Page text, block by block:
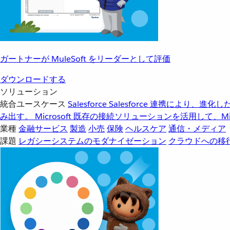
ガートナーが MuleSoft をリーダーとして評価
ダウンロードする
ソリューション
統合ユースケース SalesforceSalesforce 連携により、進化し
み出す。
Microsoft 既存の接続ソリューションを活用して、
業種金融サービス 製造 小売 保険 ヘルスケア 通信・メディア
課題 レガシーシステムのモダナイゼーション クラウドへの移